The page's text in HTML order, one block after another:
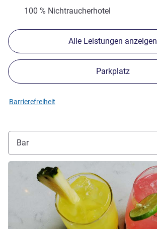
100 % Nichtraucherhotel
Alle Leistungen anzeigen
Parkplatz
Barrierefreiheit
Bar
Details ansehen